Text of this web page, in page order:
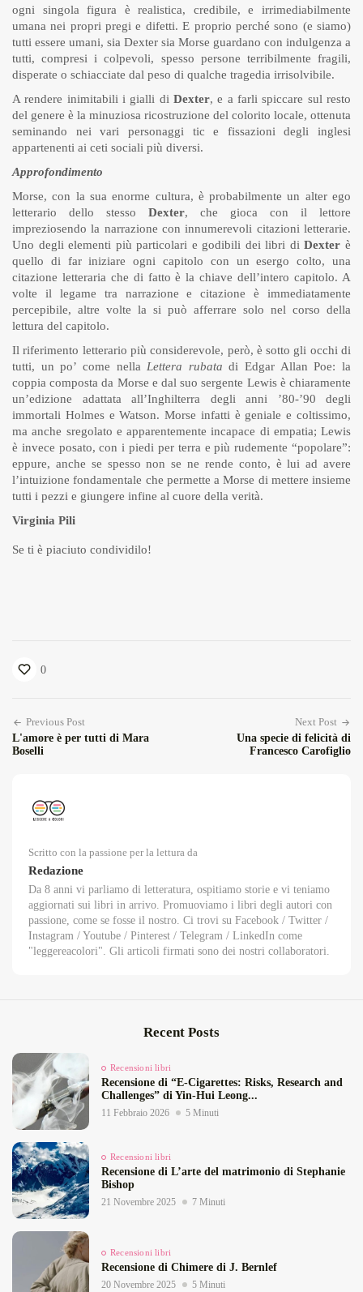
ogni singola figura è realistica, credibile, e irrimediabilmente
umana nei propri pregi e difetti. E proprio perché sono (e siamo)
tutti essere umani, sia Dexter sia Morse guardano con indulgenza a
tutti, compresi i colpevoli, spesso persone terribilmente fragili,
disperate o schiacciate dal peso di qualche tragedia irrisolvibile.
A rendere inimitabili i gialli di Dexter, e a farli spiccare sul resto
del genere è la minuziosa ricostruzione del colorito locale, ottenuta
seminando nei vari personaggi tic e fissazioni degli inglesi
appartenenti ai ceti sociali più diversi.
Approfondimento
Morse, con la sua enorme cultura, è probabilmente un alter ego
letterario dello stesso Dexter, che gioca con il lettore
impreziosendo la narrazione con innumerevoli citazioni letterarie.
Uno degli elementi più particolari e godibili dei libri diDexter è
quello di far iniziare ogni capitolo con un esergo colto, una
citazione letteraria che di fatto è la chiave dell’intero capitolo. A
volte il legame tra narrazione e citazione è immediatamente
percepibile, altre volte la si può afferrare solo nel corso della
lettura del capitolo.
Il riferimento letterario più considerevole, però, è sotto gli occhi di
tutti, un po’ come nella Lettera rubatadi Edgar Allan Poe: la
coppia composta da Morse e dal suo sergente Lewis è chiaramente
un’edizione adattata all’Inghilterra degli anni ’80-’90 degli
immortali Holmes e Watson. Morse infatti è geniale e coltissimo,
ma anche sregolato e apparentemente incapace di empatia; Lewis
è invece posato, con i piedi per terra e più rudemente “popolare”:
eppure, anche se spesso non se ne rende conto, è lui ad avere
l’intuizione fondamentale che permette a Morse di mettere insieme
tutti i pezzi e giungere infine al cuore della verità.
Virginia Pili
Se ti è piaciuto condividilo!
0
Previous Post
L'amore è per tutti di Mara
Boselli
Next Post
Una specie di felicità di
Francesco Carofiglio
Scritto con la passione per la lettura da
Redazione
Da 8 anni vi parliamo di letteratura, ospitiamo storie e vi teniamo
aggiornati sui libri in arrivo. Promuoviamo i libri degli autori con
passione, come se fosse il nostro. Ci trovi su Facebook / Twitter /
Instagram / Youtube / Pinterest / Telegram / LinkedIn come
"leggereacolori". Gli articoli firmati sono dei nostri collaboratori.
Recent Posts
Recensioni libri
Recensione di “E‑Cigarettes: Risks, Research and
Challenges” di Yin‑Hui Leong...
11 Febbraio 2026 5 Minuti
Recensioni libri
Recensione di L’arte del matrimonio di Stephanie
Bishop
21 Novembre 2025 7 Minuti
Recensioni libri
Recensione di Chimere di J. Bernlef
20 Novembre 2025 5 Minuti